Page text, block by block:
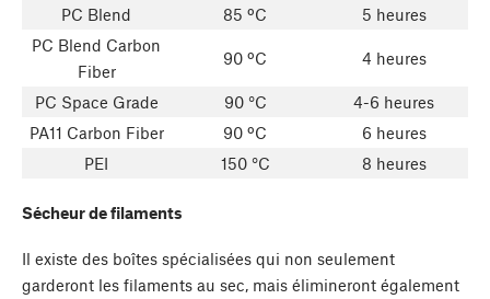
PC Blend
85 ºC
5 heures
PC Blend Carbon
Fiber
90 ºC 4 heures
PC Space Grade 90 °C
4-6 heures
PA11 Carbon Fiber
90 ºC
6 heures
PEI
150 °C 8 heures
Sécheur de filaments
Il existe des boîtes spécialisées qui non seulement
garderont les filaments au sec, mais élimineront également